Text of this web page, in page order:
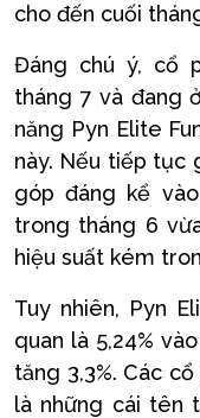
cho đến cuối
Đáng chú ý, cổ
tháng 7 và đang
năng Pyn Elite
này. Nếu tiếp tục
góp đáng kể
trong tháng 6
hiệu suất kém
Tuy nhiên, Pyn
quan là 5,24%
tăng 3,3%. Các
là những cái tên